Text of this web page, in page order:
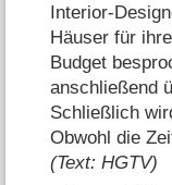
Interior-
Häuser für
Budget
anschließend
Schließlich
Obwohl die
(Text: HGTV)